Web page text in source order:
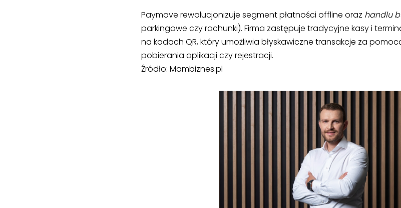
Paymove rewolucjonizuje segment płatności offline oraz handlu
parkingowe czy rachunki). Firma zastępuje tradycyjne kasy i
na kodach QR, który umożliwia błyskawiczne transakcje za
pobierania aplikacji czy rejestracji.
Źródło: Mambiznes.pl